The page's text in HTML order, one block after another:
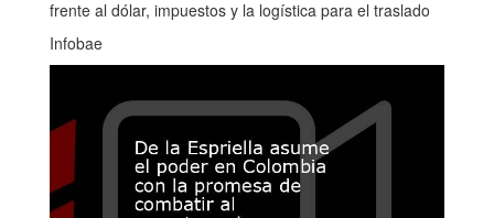
frente al dólar, impuestos y la logística para el traslado
Infobae